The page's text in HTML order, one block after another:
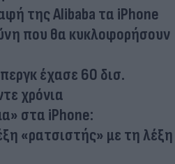
της Alibaba τα iPhone
που θα κυκλοφορήσουν
έχασε 60 δισ.
χρόνια
στα iPhone:
«ρατσιστής» με τη λέξη